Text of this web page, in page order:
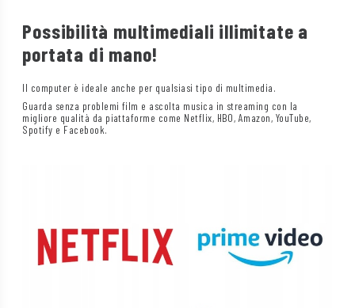
Possibilità multimediali illimitate a
portata di mano!
Il computer è ideale anche per qualsiasi tipo di multimedia.
Guarda senza problemi film e ascolta musica in streaming con la
migliore qualità da piattaforme come Netflix, HBO, Amazon, YouTube,
Spotify e Facebook.